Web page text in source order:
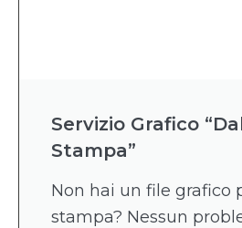
Servizio Grafico
Stampa”
Non hai un file grafico
stampa? Nessun